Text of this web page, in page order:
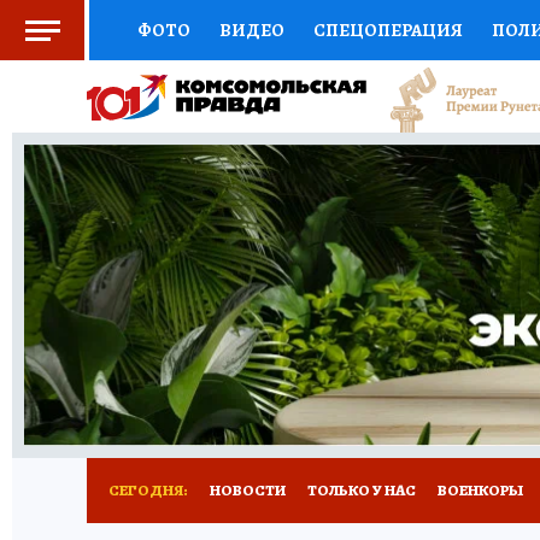
ФОТО ВИДЕО СПЕЦОПЕРАЦИЯ
СОЦПОДДЕРЖКА НАУКА СПОРТ
ВЫБОР ЭКСПЕРТОВ ДОКТОР
КНИЖНАЯ ПОЛКА ПРОГНОЗЫ НА СПОРТ
ПРЕСС-ЦЕНТР НЕДВИЖИМОСТЬ
РАДИО КП РЕКЛАМА ТЕСТЫ НОВОЕ
СЕГОДНЯ: НОВОСТИ ТОЛЬКО У НАС ВОЕНКОРЫ